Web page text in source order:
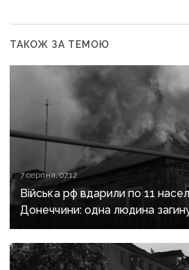
ТАКОЖ ЗА ТЕМОЮ
7 серпня, 07:12
Війська рф вдарили по 11
Донеччини: одна людина
поранені